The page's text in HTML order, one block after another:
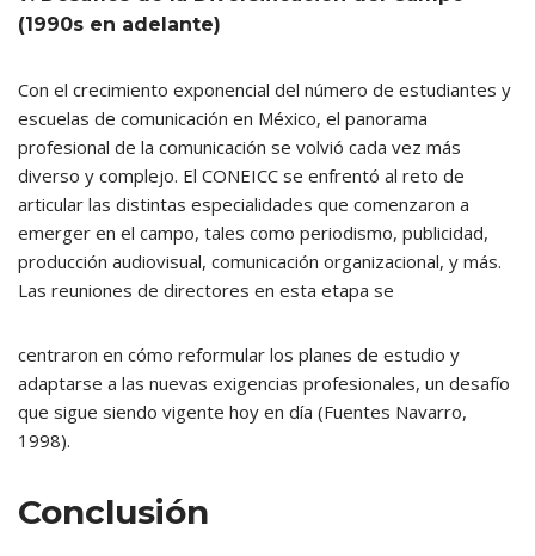
(1990s en adelante)
Con el crecimiento exponencial del número de estudiantes y
escuelas de comunicación en México, el panorama
profesional de la comunicación se volvió cada vez más
diverso y complejo. El CONEICC se enfrentó al reto de
articular las distintas especialidades que comenzaron a
emerger en el campo, tales como periodismo, publicidad,
producción audiovisual, comunicación organizacional, y más.
Las reuniones de directores en esta etapa se
centraron en cómo reformular los planes de estudio y
adaptarse a las nuevas exigencias profesionales, un desafío
que sigue siendo vigente hoy en día (Fuentes Navarro,
1998).
Conclusión